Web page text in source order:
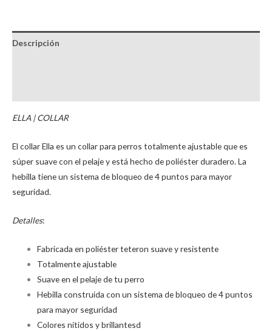
Descripción
ELLA | COLLAR
El collar Ella es un collar para perros totalmente ajustable que es
súper suave con el pelaje y está hecho de poliéster duradero. La
hebilla tiene un sistema de bloqueo de 4 puntos para mayor
seguridad.
Detalles:
Fabricada en poliéster teteron suave y resistente
Totalmente ajustable
Suave en el pelaje de tu perro
Hebilla construida con un sistema de bloqueo de 4 puntos
para mayor seguridad
Colores nítidos y brillantesd